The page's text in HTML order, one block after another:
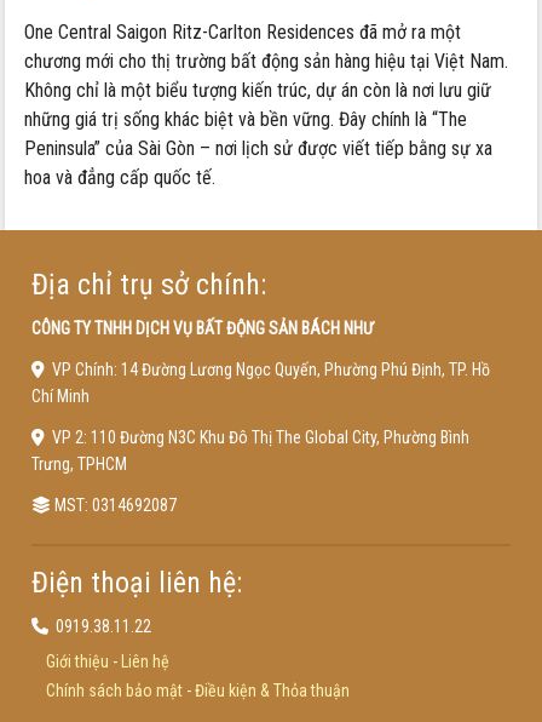
One Central Saigon Ritz-Carlton Residences đã mở ra một
chương mới cho thị trường bất động sản hàng hiệu tại Việt Nam.
Không chỉ là một biểu tượng kiến trúc, dự án còn là nơi lưu giữ
những giá trị sống khác biệt và bền vững. Đây chính là “The
Peninsula” của Sài Gòn – nơi lịch sử được viết tiếp bằng sự xa
hoa và đẳng cấp quốc tế.
Địa chỉ trụ sở chính:
CÔNG TY TNHH DỊCH VỤ BẤT ĐỘNG SẢN BÁCH NHƯ
VP Chính: 14 Đường Lương Ngọc Quyến, Phường Phú Định, TP. Hồ
Chí Minh
VP 2: 110 Đường N3C Khu Đô Thị The Global City, Phường Bình
Trưng, TPHCM
MST: 0314692087
Điện thoại liên hệ:
0919.38.11.22
Giới thiệu -
Liên hệ
Chính sách bảo mật-Điều kiện & Thỏa thuận